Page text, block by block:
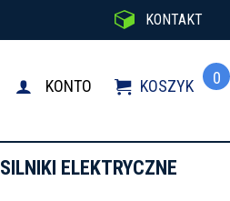
 KONTAKT
KONTO  KOSZYK 0
SILNIKI ELEKTRYCZNE